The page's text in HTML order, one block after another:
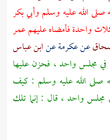
الله عليه وسلموأبي بكر
واحدة فأمضاه عليهمعمر
عنعكرمةعنابن عباس
في مجلس واحد ، فحزن عليها
صلى الله عليه وسلم : كيف
مجلس واحد ، قال : إنما تلك